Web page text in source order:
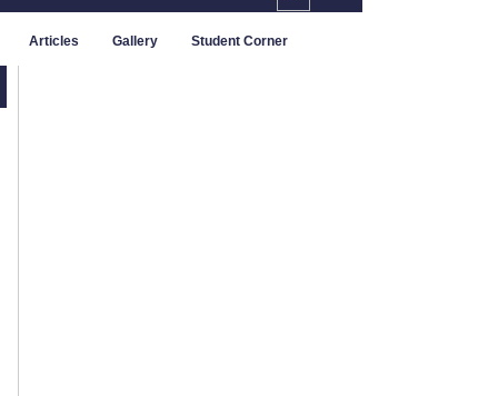
Articles Gallery Student Corner